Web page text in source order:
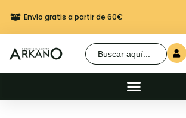
Envío gratis a partir de 60€
Buscar: